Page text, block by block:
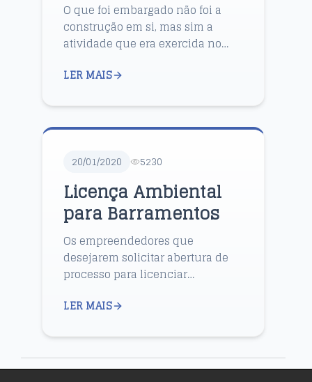
O que foi embargado não foi a
construção em si, mas sim a
atividade que era exercida no
compreendido a necessidade da
solo”, de...
LER MAIS
20/01/2020 5230
Licença Ambiental
para Barramentos
Os empreendedores que
desejarem solicitar abertura de
processo para licenciar
significativo impacto deverão
de Referência para ...
LER MAIS